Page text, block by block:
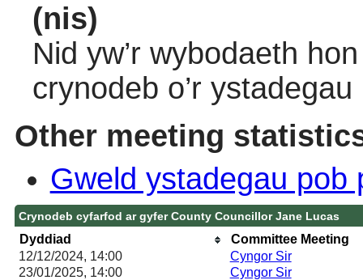
(nis)
Nid yw’r wybodaeth
crynodeb o’r
Other meeting
Gweld ystadegau pob
Crynodeb cyfarfod ar gyfer County Councillor Jane Lucas
Dyddiad
Committee Meeting
12/12/2024, 14:00
Cyngor Sir
23/01/2025, 14:00 Cyngor Sir